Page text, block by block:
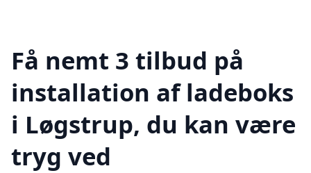
Få nemt 3 tilbud på
installation af ladeboks
i Løgstrup, du kan være
tryg ved